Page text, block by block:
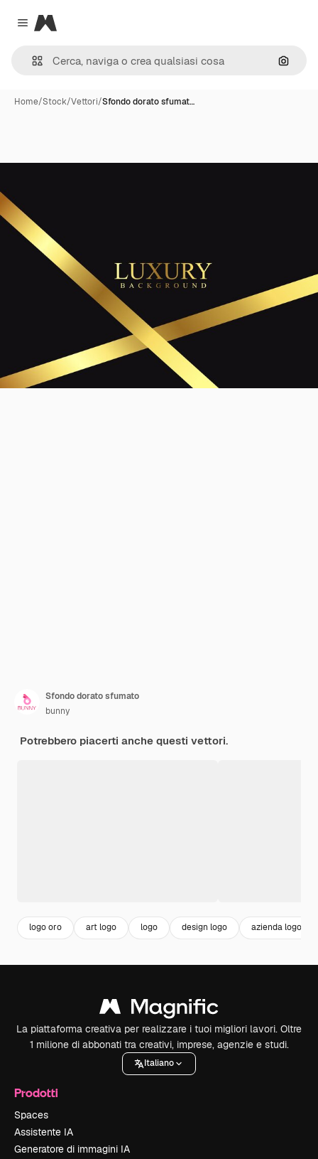
Close menu
Magnific
Cerca
Home/Stock/Vettori/Sfondo dorato sfumat…
Sfondo dorato sfumato
bunny
Potrebbero piacerti anche questi vettori.
logo oro art logo logo design logo azienda logo
La piattaforma creativa per realizzare i tuoi migliori lavori. Oltre
1 milione di abbonati tra creativi, imprese, agenzie e studi.
Italiano
Prodotti
Spaces
Assistente IA
Generatore di immagini IA